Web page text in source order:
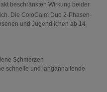
beschränkten Wirkung beider
Die ColoCalm Duo 2-Phasen-
und Jugendlichen ab 14
Schmerzen
schnelle und langanhaltende